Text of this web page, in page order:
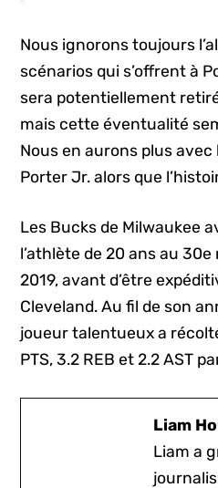
Nous ignorons toujours
scénarios qui s’offrent à
sera potentiellement
mais cette éventualité
Nous en aurons plus avec
Porter Jr. alors que
Les Bucks de Milwaukee
l’athlète de 20 ans au
2019, avant d’être
Cleveland. Au fil de son
joueur talentueux a
PTS, 3.2 REB et 2.2 AST
Liam
Liam a